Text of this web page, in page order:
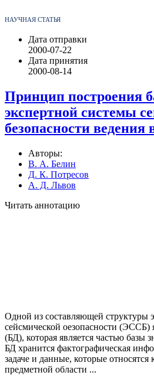
НАУЧНАЯ СТАТЬЯ
Дата отправки
2000-07-22
Дата принятия
2000-08-14
Принцип построения
экспертной системы
безопасности
Авторы:
В. А. Белин
Д. К. Потресов
А. Д. Львов
Читать аннотацию
Одной из составляющей структуры
сейсмической оезопасности (ЭССБ)
(БД), которая является частью
БД хранится фактографическая
задаче и данные, которые относятся
предметной области ...